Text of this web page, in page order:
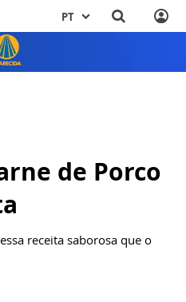
PT
de Porco
receita saborosa que o